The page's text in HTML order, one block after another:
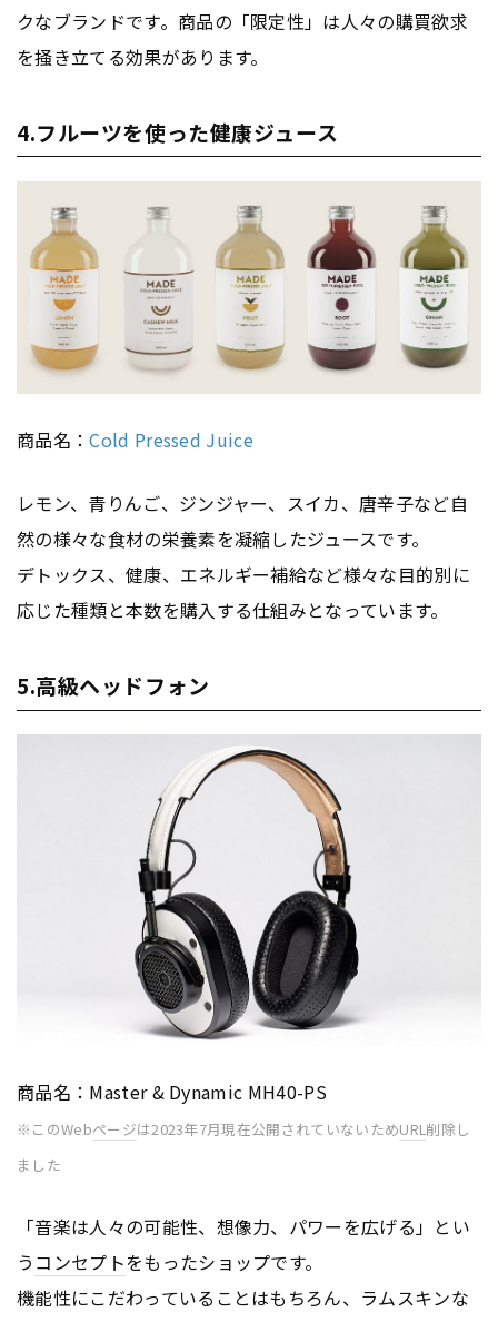
クなブランドです。商品の「限定性」は人々の購買欲求
を掻き立てる効果があります。
4.フルーツを使った健康ジュース
商品名：Cold Pressed Juice
レモン、青りんご、ジンジャー、スイカ、唐辛子など自
然の様々な食材の栄養素を凝縮したジュースです。
デトックス、健康、エネルギー補給など様々な目的別に
応じた種類と本数を購入する仕組みとなっています。
5.高級ヘッドフォン
商品名：Master & Dynamic MH40-PS
※このWebページは2023年7月現在公開されていないためURL削除し
ました
「音楽は人々の可能性、想像力、パワーを広げる」とい
う コンセプトをもったショップです。
機能性にこだわっていることはもちろん、ラムスキンな